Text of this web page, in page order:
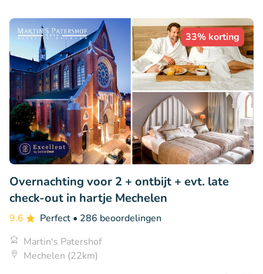
33% korting
Overnachting voor 2 + ontbijt + evt. late
check-out in hartje Mechelen
9.6 Perfect • 286 beoordelingen
Martin's Patershof
Mechelen (22km)